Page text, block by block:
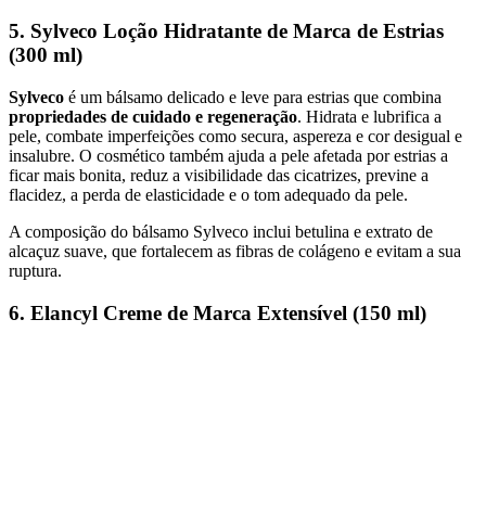
5. Sylveco Loção Hidratante de Marca de Estrias
(300 ml)
Sylveco é um bálsamo delicado e leve para estrias que combina
propriedades de cuidado e regeneração. Hidrata e lubrifica a
pele, combate imperfeições como secura, aspereza e cor desigual e
insalubre. O cosmético também ajuda a pele afetada por estrias a
ficar mais bonita, reduz a visibilidade das cicatrizes, previne a
flacidez, a perda de elasticidade e o tom adequado da pele.
A composição do bálsamo Sylveco inclui betulina e extrato de
alcaçuz suave, que fortalecem as fibras de colágeno e evitam a sua
ruptura.
6. Elancyl Creme de Marca Extensível (150 ml)